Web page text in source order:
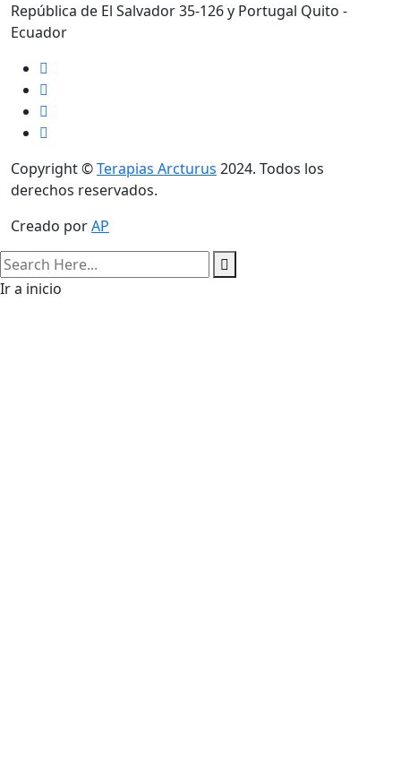
República de El Salvador 35-126 y Portugal Quito -
Ecuador
Copyright ©Terapias Arcturus 2024. Todos los
derechos reservados.
Creado porAP
search
here
Ir a inicio